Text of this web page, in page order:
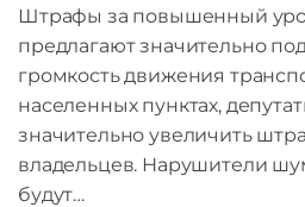
Штрафы за повышенный
предлагают значительно
громкость движения
населенных пунктах,
значительно увеличить
владельцев. Нарушители
будут…